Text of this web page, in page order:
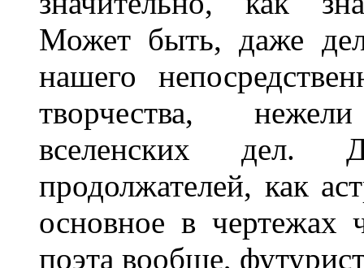
Может быть, даже
нашего
творчества,
вселенских дел.
продолжателей, как
основное в чертежах
поэта вообще,